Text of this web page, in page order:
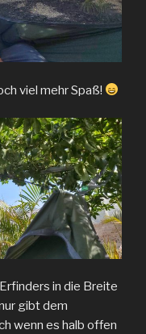
viel mehr Spaß!
in die Breite
gibt dem
wenn es halb offen